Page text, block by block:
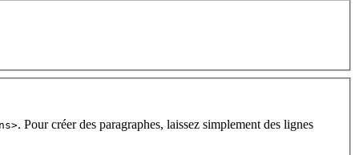
. Pour créer des paragraphes, laissez simplement des lignes